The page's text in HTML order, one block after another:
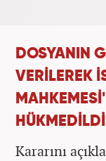
DOSYANIN
VERİLEREK
HÜKMEDİLDİ
Kararını